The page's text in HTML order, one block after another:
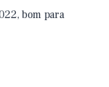
bom para